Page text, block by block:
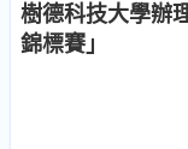
樹德科技大學辦
錦標賽」